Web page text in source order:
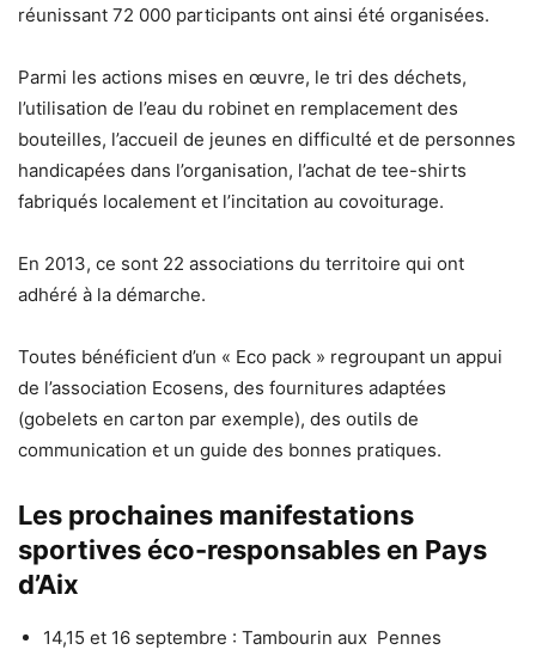
réunissant 72 000 participants ont ainsi été organisées.
Parmi les actions mises en œuvre, le tri des déchets,
l’utilisation de l’eau du robinet en remplacement des
bouteilles, l’accueil de jeunes en difficulté et de personnes
handicapées dans l’organisation, l’achat de tee-shirts
fabriqués localement et l’incitation au covoiturage.
En 2013, ce sont 22 associations du territoire qui ont
adhéré à la démarche.
Toutes bénéficient d’un « Eco pack » regroupant un appui
de l’association Ecosens, des fournitures adaptées
(gobelets en carton par exemple), des outils de
communication et un guide des bonnes pratiques.
Les prochaines manifestations
sportives éco-responsables en Pays
d’Aix
14,15 et 16 septembre : Tambourin aux Pennes